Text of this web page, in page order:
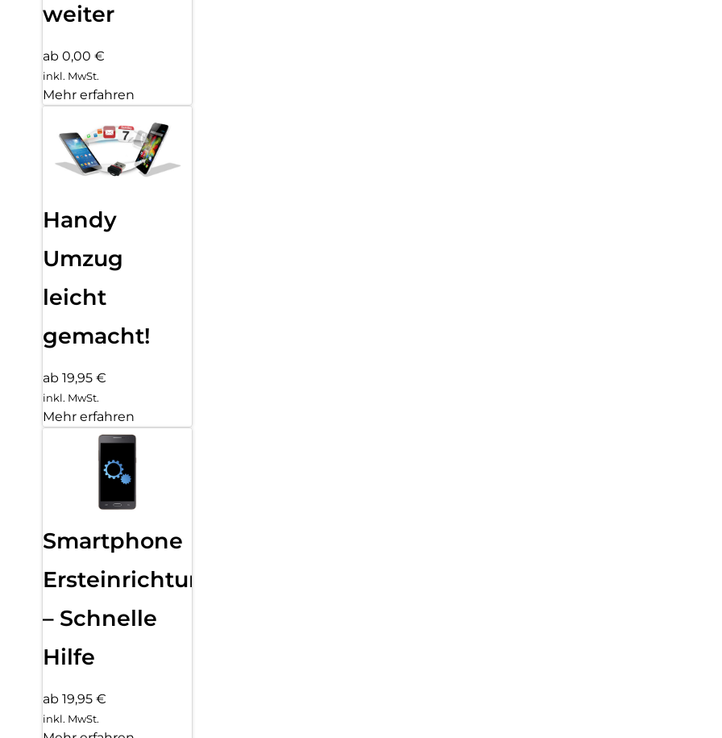
weiter
ab 0,00 €
inkl. MwSt.
Mehr erfahren
Handy
Umzug
leicht
gemacht!
ab 19,95 €
inkl. MwSt.
Mehr erfahren
Smartphone
Ersteinrichtung
– Schnelle
Hilfe
ab 19,95 €
inkl. MwSt.